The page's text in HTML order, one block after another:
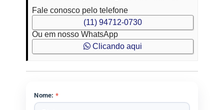
Fale conosco pelo telefone
(11) 94712-0730
Ou em nosso WhatsApp
Clicando aqui
Nome: *